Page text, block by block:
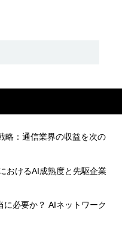
略：通信業界の収益を次の
おけるAI成熟度と先駆企業
必要か？ AIネットワーク